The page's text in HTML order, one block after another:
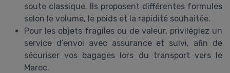
soute classique. Ils proposent différentes formules
selon le volume, le poids et la rapidité souhaitée.
Pour les objets fragiles ou de valeur, privilégiez un
service d’envoi avec assurance et suivi, afin de
sécuriser vos bagages lors du transport vers le
Maroc.